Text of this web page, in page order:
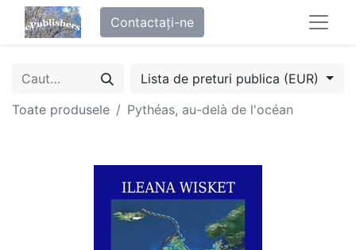
Contactați-ne
Lista de preturi publica (EUR)
Toate produsele
Pythéas, au-delà de l'océan